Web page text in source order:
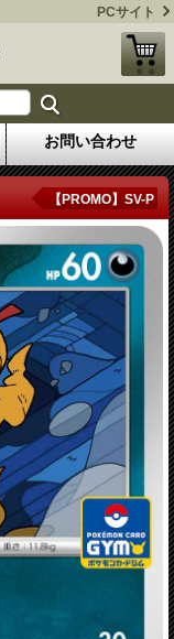
PCサイト
お問い合わせ
【PROMO】SV-P